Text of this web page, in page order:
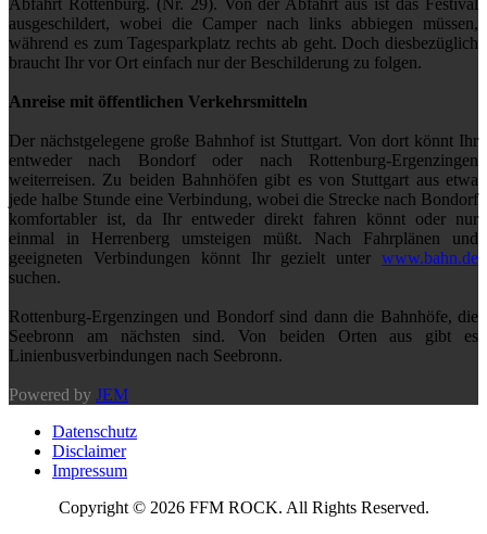
Abfahrt Rottenburg. (Nr. 29). Von der Abfahrt aus ist das Festival
ausgeschildert, wobei die Camper nach links abbiegen müssen,
während es zum Tagesparkplatz rechts ab geht. Doch diesbezüglich
braucht Ihr vor Ort einfach nur der Beschilderung zu folgen.
Anreise mit öffentlichen Verkehrsmitteln
Der nächstgelegene große Bahnhof ist Stuttgart. Von dort könnt Ihr
entweder nach Bondorf oder nach Rottenburg-Ergenzingen
weiterreisen. Zu beiden Bahnhöfen gibt es von Stuttgart aus etwa
jede halbe Stunde eine Verbindung, wobei die Strecke nach Bondorf
komfortabler ist, da Ihr entweder direkt fahren könnt oder nur
einmal in Herrenberg umsteigen müßt. Nach Fahrplänen und
geeigneten Verbindungen könnt Ihr gezielt unter www.bahn.de
suchen.
Rottenburg-Ergenzingen und Bondorf sind dann die Bahnhöfe, die
Seebronn am nächsten sind. Von beiden Orten aus gibt es
Linienbusverbindungen nach Seebronn.
Powered by JEM
Datenschutz
Disclaimer
Impressum
Copyright © 2026 FFM ROCK. All Rights Reserved.